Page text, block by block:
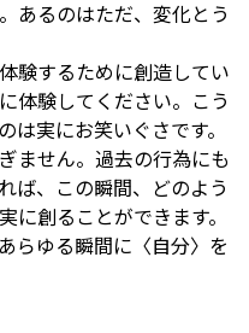
あるのはただ、変化とう
験するために創造してい
体験してください。こう
は実にお笑いぐさです。
ません。過去の行為にも
ば、この瞬間、どのよう
に創ることができます。
らゆる瞬間に〈自分〉を